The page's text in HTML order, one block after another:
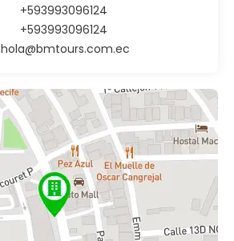
+593993096124
+593993096124
hola@bmtours.com.ec